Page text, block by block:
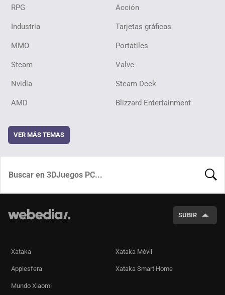
RPG Acción
Industria Tarjetas gráficas
MMO Portátiles
Steam Valve
Nvidia Steam Deck
AMD Blizzard Entertainment
VER MÁS TEMAS
SUBIR
Xataka Xataka Móvil
Applesfera Xataka Smart Home
Mundo Xiaomi